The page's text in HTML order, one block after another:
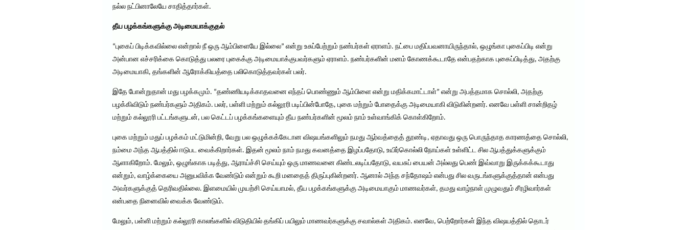
நல்ல நட்பினாலேயே சாதித்தார்கள்.
தீய பழக்கங்களுக்கு அடிமையாக்குதல்
“புகைப் பிடிக்கவில்லை என்றால் நீ ஒரு ஆம்பிளையே இல்லை” என்று உசுப்பேற்றும் நண்பர்கள் ஏராளம். நட்பை மதிப்பவனாயிருந்தால், ஒழுங்கா புகைப்பிடி என்று
அன்பான எச்சரிக்கை கொடுத்து பலரை புகைக்கு அடிமையாக்குபவர்களும் ஏராளம். நண்பர்களின் மனம் கோணக்கூடாதே என்பதற்காக புகைப்பிடித்து, அதற்கு
அடிமையாகி, தங்களின் ஆரோக்கியத்தை பலிகொடுத்தவர்கள் பலர்.
இதே போன்றுதான் மது பழக்கமும். “தண்ணியடிக்காதவனை எந்தப் பொண்ணும் ஆம்பிளை என்று மதிக்கமாட்டாள்” என்று அபத்தமாக சொல்லி, அதற்கு
பழக்கிவிடும் நண்பர்களும் அதிகம். பலர், பள்ளி மற்றும் கல்லூரி படிப்பின்போதே, புகை மற்றும் போதைக்கு அடிமையாகி விடுகின்றனர். எனவே பள்ளி சான்றிதழ்
மற்றும் கல்லூரி பட்டங்களுடன், பல கெட்டப் பழக்கங்களையும் தீய நண்பர்களின் மூலம் நாம் உள்வாங்கிக் கொள்கிறோம்.
புகை மற்றும் மதுப் பழக்கம் மட்டுமின்றி, வேறு பல ஒழுக்கக்கேடான விஷயங்களிலும் நமது ஆர்வத்தைத் தூண்டி, ஏதாவது ஒரு பொருந்தாத காரணத்தை சொல்லி,
நம்மை அந்த ஆபத்தில் ஈடுபட வைக்கிறார்கள். இதன் மூலம் நாம் நமது கவனத்தை இழப்பதோடு, உயிர்கொல்லி நோய்கள் உள்ளிட்ட சில ஆபத்துக்களுக்கும்
ஆளாகிறோம். மேலும், ஒழுங்காக படித்து, ஆராய்ச்சி செய்யும் ஒரு மாணவனை கிண்டலடிப்பதோடு, வயசுப் பையன் அல்லது பெண் இவ்வாறு இருக்கக்கூடாது
என்றும், வாழ்க்கையை அனுபவிக்க வேண்டும் என்றும் கூறி மனதைத் திருப்புகின்றனர். ஆனால் அந்த சந்தோஷம் என்பது சில வருடங்களுக்குத்தான் என்பது
அவர்களுக்குத் தெரிவதில்லை. இளமையில் முயற்சி செய்யாமல், தீய பழக்கங்களுக்கு அடிமையாகும் மாணவர்கள், தமது வாழ்நாள் முழுவதும் சீரழிவார்கள்
என்பதை நினைவில் வைக்க வேண்டும்.
மேலும், பள்ளி மற்றும் கல்லூரி காலங்களில் விடுதியில் தங்கிப் பயிலும் மாணவர்களுக்கு சவால்கள் அதிகம். எனவே, பெற்றோர்கள் இந்த விஷயத்தில் தொடர்